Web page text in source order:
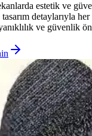
estetik ve
detaylarıyla
ve güvenlik